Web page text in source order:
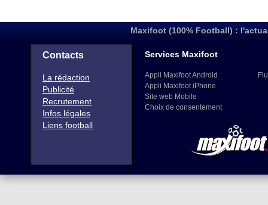
Maxifoot (100% Football) :
Contacts
La rédaction
Publicité
Recrutement
Infos légales
Liens football
Services Maxifoot
Appli Maxifoot Android
Appli Maxifoot iPhone
Site web Mobile
Choix de consentement